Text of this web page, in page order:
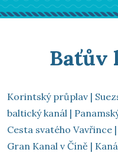
Baťův
Korintský průplav |
baltický kanál |
Cesta svatého Vavřince |
Gran Kanal v Číně |